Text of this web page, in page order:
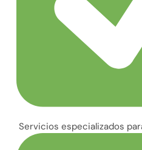
Servicios especializados